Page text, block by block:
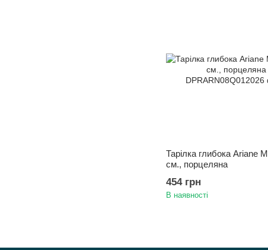
Тарілка глибока Ariane
см., порцеляна
454 грн
В наявності